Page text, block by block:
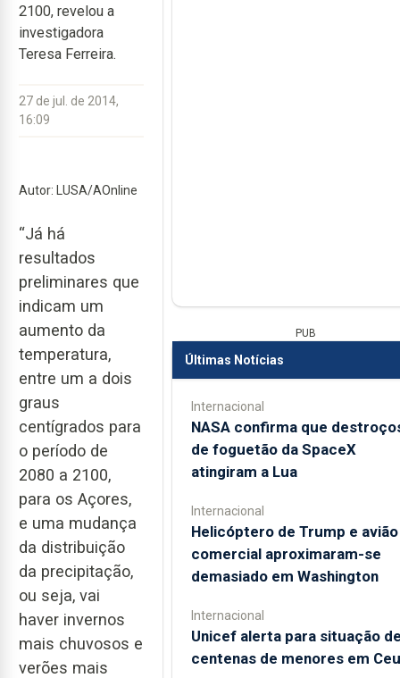
2100, revelou a
investigadora
Teresa Ferreira.
27 de jul. de 2014,
16:09
Autor: LUSA/AOnline
“Já há
resultados
preliminares que
indicam um
aumento da
temperatura,
entre um a dois
graus
centígrados para
o período de
2080 a 2100,
para os Açores,
e uma mudança
da distribuição
da precipitação,
ou seja, vai
haver invernos
mais chuvosos e
verões mais
PUB
Últimas Notícias
Internacional
NASA confirma que
de foguetão da SpaceX
atingiram a Lua
Internacional
Helicóptero de Trump e avião
comercial aproximaram-se
demasiado em Washington
Internacional
Unicef alerta para situação
centenas de menores em